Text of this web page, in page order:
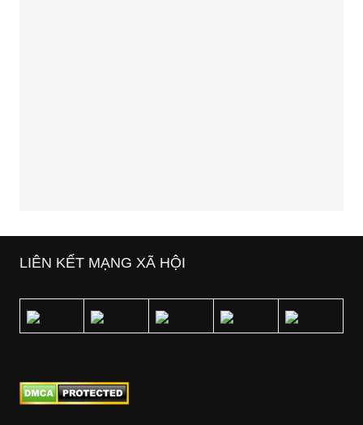
LIÊN KẾT MẠNG XÃ HỘI